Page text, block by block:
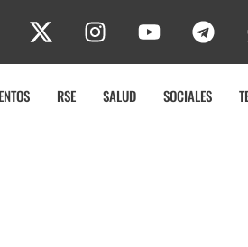
RSE SALUD SOCIALES